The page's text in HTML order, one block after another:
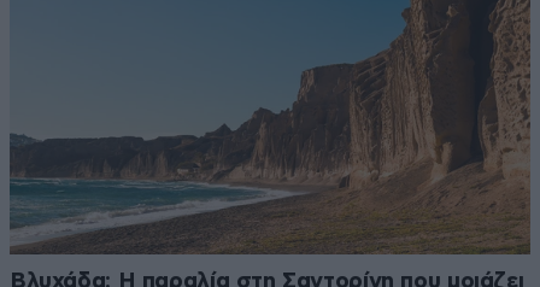
Βλυχάδα: Η παραλία στη Σαντορίνη που μοιάζει